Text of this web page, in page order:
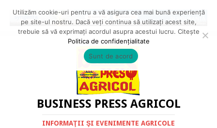
BUSINESS PRESS AGRICOL
INFORMAŢII ŞI EVENIMENTE AGRICOLE
Utilizăm cookie-uri pentru a vă asigura cea mai bună experiență
pe site-ul nostru. Dacă veți continua să utilizați acest site,
trebuie să vă exprimați acordul asupra acestui lucru. Citește
Politica de confidențialitate
Sunt de acord